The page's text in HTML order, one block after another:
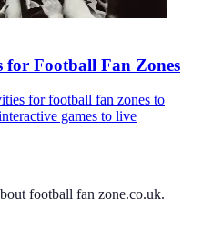
for Football Fan Zones
for football fan zones to
games to live
football fan zone.co.uk.